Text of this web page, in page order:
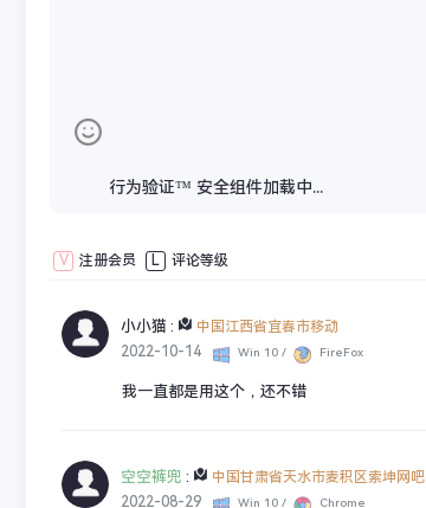
行为验证™ 安全组件加载中...
V 注册会员 L 评论等级
小小猫 :
中国江西省宜春市移动
2022-10-14
Win 10 / FireFox
我一直都是用这个，还不错
空空裤兜 :
中国甘肃省天水市麦积区索坤网吧
2022-08-29
Win 10 / Chrome